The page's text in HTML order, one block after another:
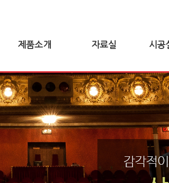
제품소개 자료실 시공